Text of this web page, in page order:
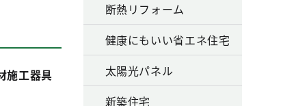
施工器具
断熱リフォーム
健康にもいい省エネ住宅
太陽光パネル
新築住宅